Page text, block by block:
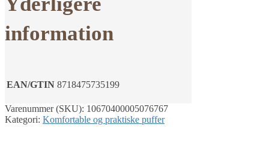
information
EAN/GTIN 8718475735199
Varenummer (SKU): 10670400005076767
Kategori: Komfortable og praktiske puffer